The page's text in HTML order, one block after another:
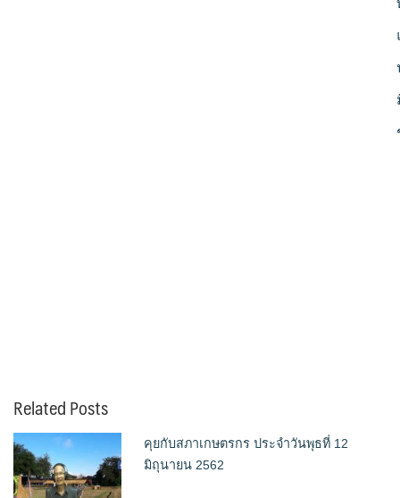
Related Posts
คุยกับสภาเกษตรกร ประจำวันพุธที่ 12
มิถุนายน 2562